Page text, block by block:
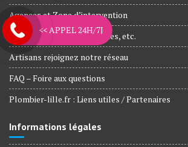
Agences et Zone d’intervention
Nos engagements, Garanties, etc.
Artisans rejoignez notre réseau
FAQ – Foire aux questions
Plombier-lille.fr : Liens utiles / Partenaires
Informations légales
<< APPEL 24H/7J